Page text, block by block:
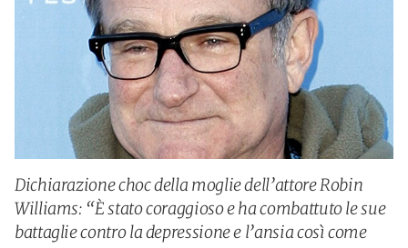
Dichiarazione choc della moglie dell’attore Robin
Williams: “È stato coraggioso e ha combattuto le sue
battaglie contro la depressione e l’ansia così come